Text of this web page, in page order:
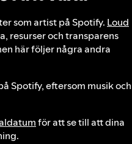
som artist på Spotify. Loud
resurser och transparens
här följer några andra
Spotify, eftersom musik och
för att se till att dina